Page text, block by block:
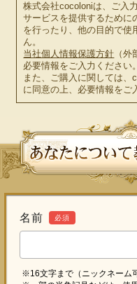
株式会社cocoloniは、ご入
サービスを提供するために
を行ったり、他の目的で使
ん。
当社個人情報保護方針 （
必要情報をご入力ください。
また、ご購入に関しては、
に同意の上、必要情報をご
名前 必須
※16文字まで（ニックネーム